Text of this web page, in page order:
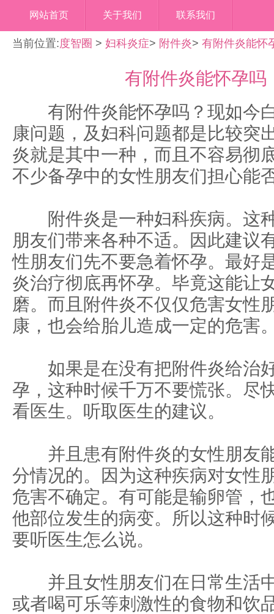
网站首页 关于我们 联系我们
当前位置:度智圈 > 妇科炎症> 附件炎> 有附件炎能怀
有附件炎能怀孕吗
有附件炎能怀孕吗？现如今
康问题，及妇科问题都是比较突
炎就是其中一种，而且不容易彻
不少备孕中的女性朋友们担心能
附件炎是一种妇科疾病。这
朋友们带来各种不适。因此建议
性朋友们先不要急着怀孕。最好
炎治疗彻底再怀孕。毕竟这能让
磨。而且附件炎不仅仅危害女性
康，也会给胎儿造成一定的危害
如果是在没有把附件炎给治
孕，这种时候千万不要慌张。尽
看医生。听取医生的建议。
并且患有附件炎的女性朋友
分情况的。因为这种疾病对女性
危害不确定。有可能是输卵管，
他部位发生的病变。所以这种时
要听医生怎么说。
并且女性朋友们在日常生活
或者喝可乐等刺激性的食物和饮